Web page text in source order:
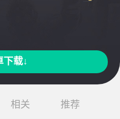
下载↓
相关 推荐